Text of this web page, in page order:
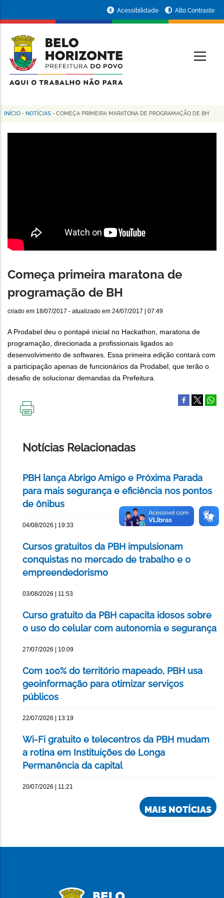
conteúdo
principal
da
Prefeitura
de
Horizonte
Acessibilidade Alto Contraste
Trilha
de
INÍCIO - NOTÍCIAS - COMEÇA PRIMEIRA MARATONA DE PROGRAMAÇÃO DE BH
Começa primeira maratona de
programação de BH
criado em 18/07/2017 - atualizado em 24/07/2017 | 07:49
A Prodabel deu o pontapé inicial no Hackathon, maratona de
programação, direcionada a profissionais ligados ao
desenvolvimento de softwares. Essa primeira edição contará com
a participação apenas de funcionários da Prodabel, que terão o
desafio de solucionar demandas da Prefeitura.
Notícias Relacionadas
PBH lança Abrigo Amigo e Próxima Parada
para mais segurança e eficiência nos pontos
de ônibus
04/08/2026 | 19:33
Cursos gratuitos da PBH impulsionam
conquistas no mercado de trabalho e o
empreendedorismo
03/08/2026 | 11:53
Curso gratuito da PBH capacita idosos sobre
o uso do celular com autonomia e segurança
27/07/2026 | 10:09
Com 100% do território mapeado, PBH usa
geoinformação para otimizar serviços
públicos
22/07/2026 | 13:19
Wi-Fi gratuito e telecentros da PBH mudam
a rotina em Instituições de Longa
Permanência da capital
20/07/2026 | 11:21
MAIS NOTÍCIAS